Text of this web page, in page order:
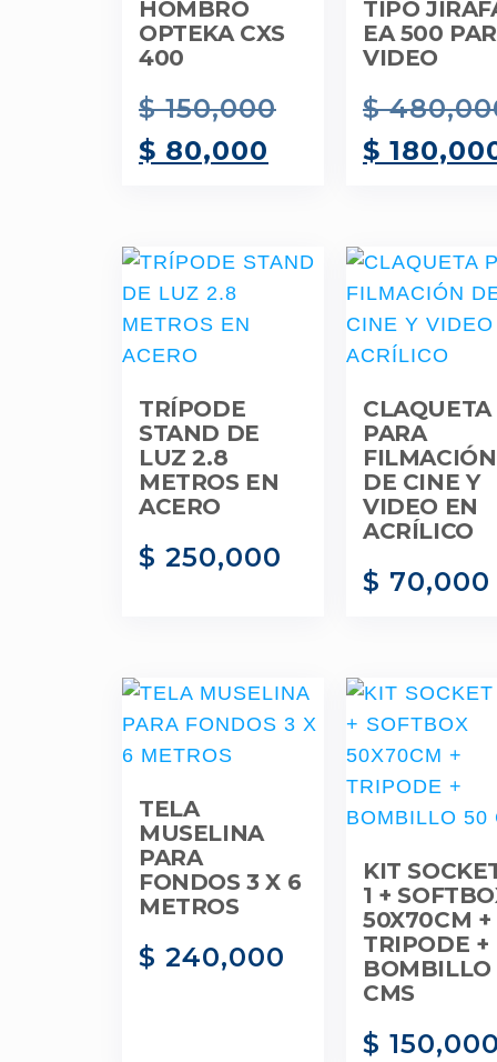
HOMBRO
OPTEKA CXS
400
$150,000
$ 80,000
TIPO
EA 500
VIDEO
$
$
TRÍPODE
STAND DE
LUZ 2.8
METROS EN
ACERO
$ 250,000
CLAQUETA
PARA
FILMACIÓN
DE CINE Y
VIDEO EN
ACRÍLICO
$ 70,000
TELA
MUSELINA
PARA
FONDOS 3 X 6
METROS
$ 240,000
KIT
1 +
50X70CM +
TRIPODE +
BOMBILLO
CMS
$